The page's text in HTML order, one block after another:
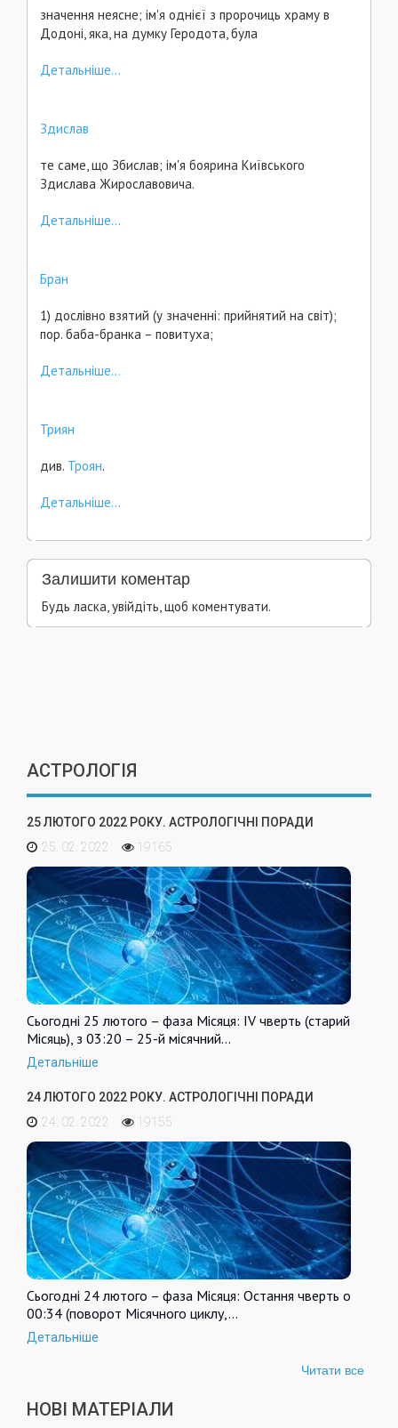
значення неясне; ім'я однієї з пророчиць храму в
Додоні, яка, на думку Геродота, була
Детальніше...
Здислав
те саме, що Збислав; ім'я боярина Київського
Здислава Жирославовича.
Детальніше...
Бран
1) дослівно взятий (у значенні: прийнятий на світ);
пор. баба-бранка – повитуха;
Детальніше...
Триян
див. Троян.
Детальніше...
Залишити коментар
Будь ласка, увійдіть, щоб коментувати.
АСТРОЛОГІЯ
25 ЛЮТОГО 2022 РОКУ. АСТРОЛОГІЧНІ ПОРАДИ
25. 02. 2022
19165
Сьогодні 25 лютого – фаза Місяця: IV чверть (старий
Місяць), з 03:20 – 25-й місячний…
Детальніше
24 ЛЮТОГО 2022 РОКУ. АСТРОЛОГІЧНІ ПОРАДИ
24. 02. 2022
19155
Сьогодні 24 лютого – фаза Місяця: Остання чверть о
00:34 (поворот Місячного циклу,…
Детальніше
Читати все
НОВІ МАТЕРІАЛИ